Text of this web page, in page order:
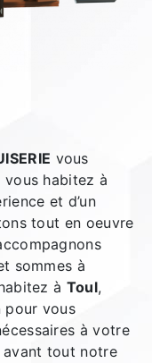
vous
vous habitez à
et d’un
tout en oeuvre
sommes à
à Toul,
pour vous
à votre
tout notre